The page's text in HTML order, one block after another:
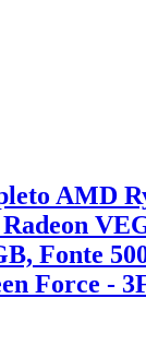
AMD
Fonte
Force -